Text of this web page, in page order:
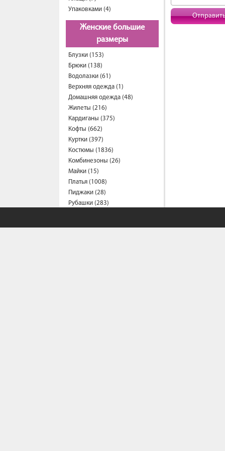
Упаковками (4)
Женские большие
размеры
Блузки (153)
Брюки (138)
Водолазки (61)
Верхняя одежда (1)
Домашняя одежда (48)
Жилеты (216)
Кардиганы (375)
Кофты (662)
Куртки (397)
Костюмы (1836)
Комбинезоны (26)
Майки (15)
Платья (1008)
Пиджаки (28)
Рубашки (283)